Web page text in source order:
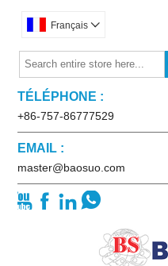
Français 
TÉLÉPHONE :
+86-757-86777529
EMAIL :
master@baosuo.com
   